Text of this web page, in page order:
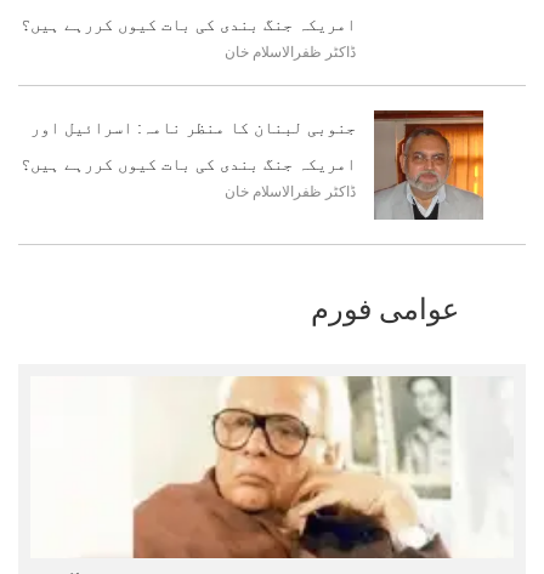
امریکہ جنگ بندی کی بات کیوں کررہے ہیں؟
ڈاکٹر ظفرالاسلام خان
جنوبی لبنان کا منظر نامہ: اسرائیل اور
امریکہ جنگ بندی کی بات کیوں کررہے ہیں؟
ڈاکٹر ظفرالاسلام خان
عوامی فورم